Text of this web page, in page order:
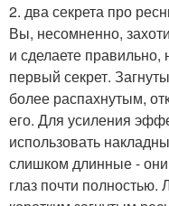
2. два секрета про
Вы, несомненно,
и сделаете правильно,
первый секрет.
более распахнутым,
его. Для усиления
использовать
слишком длинные -
глаз почти полностью.